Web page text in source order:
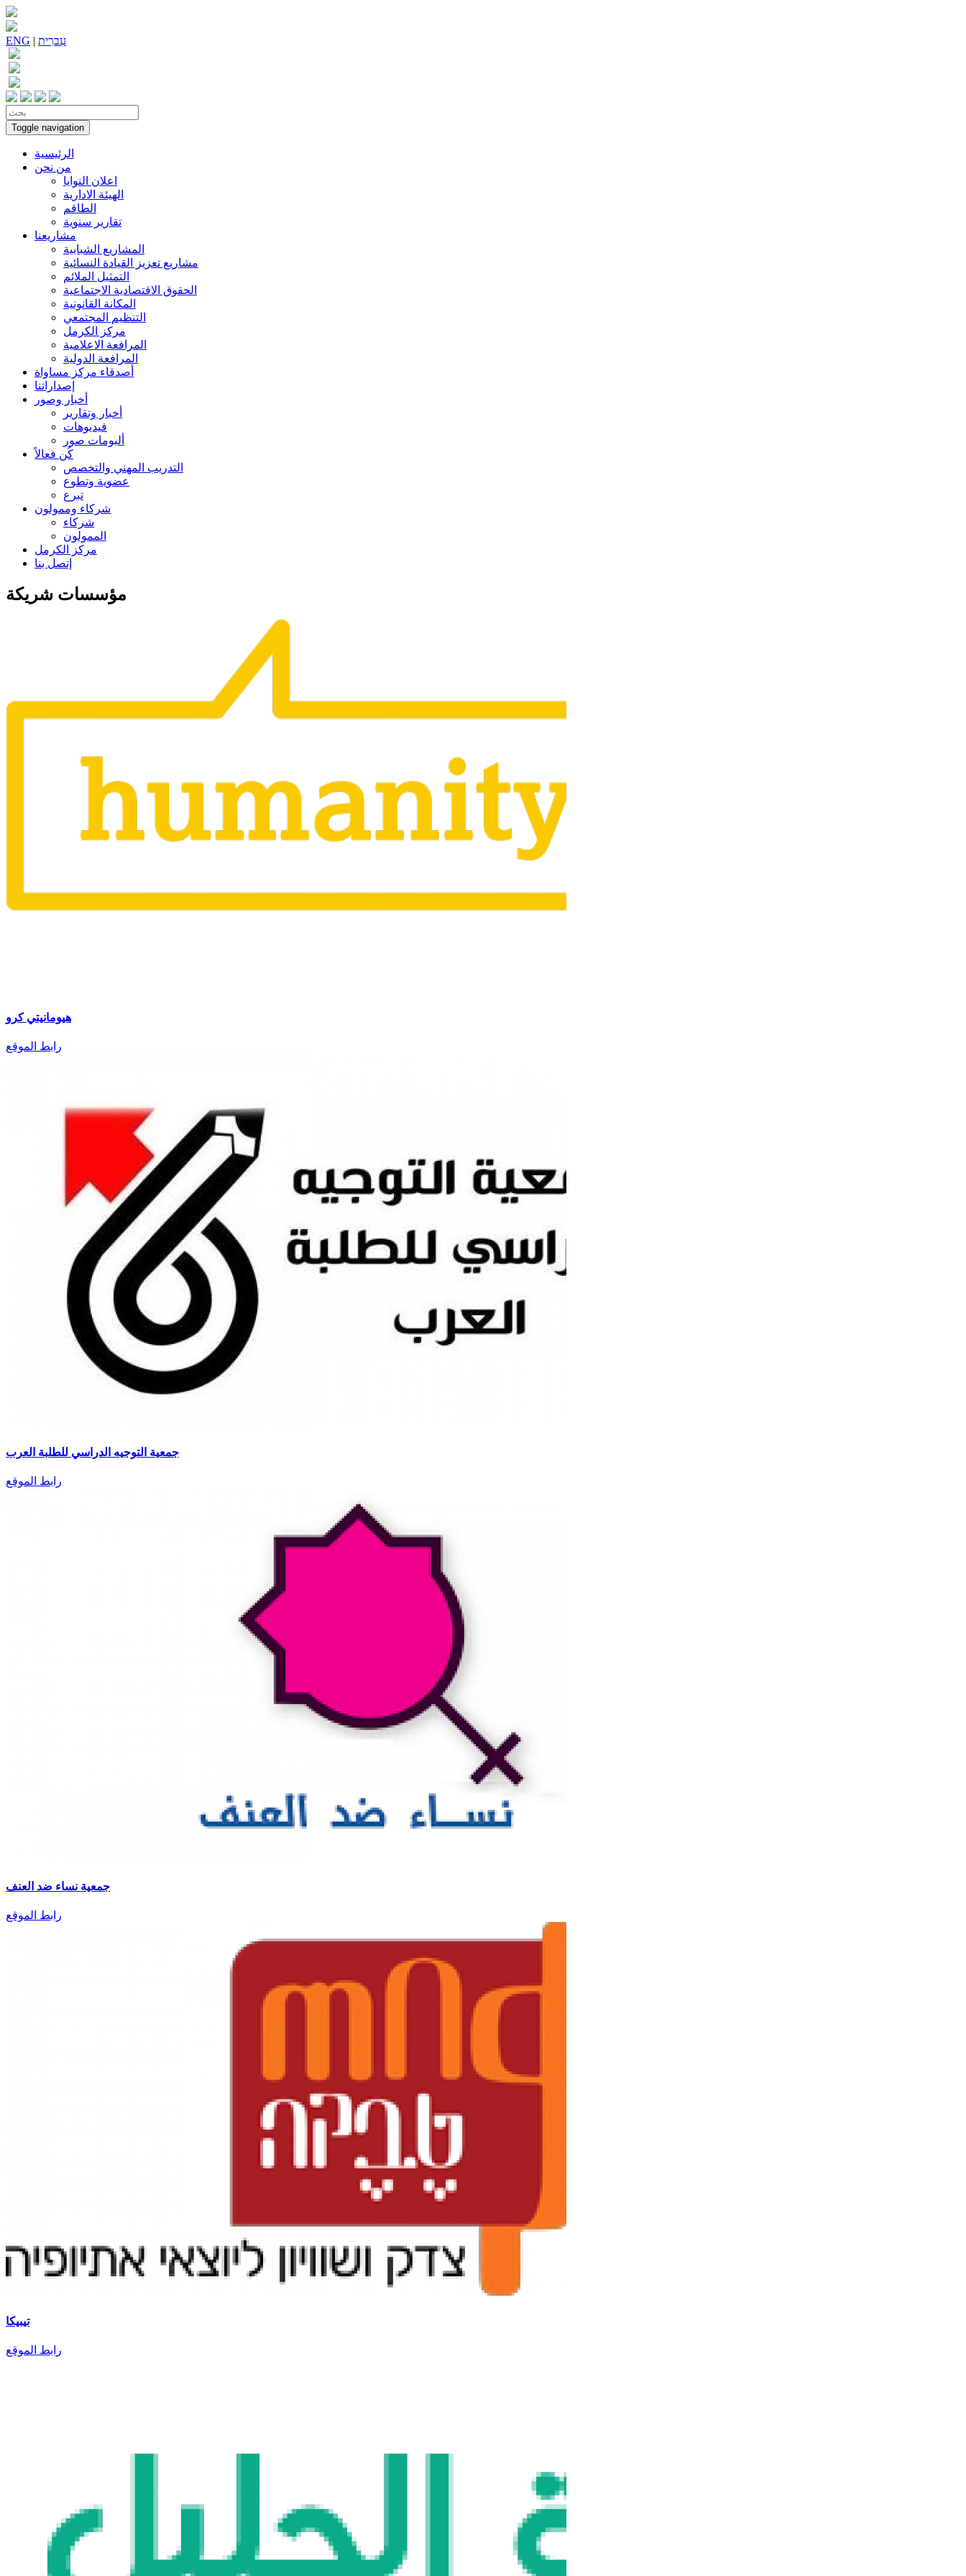
ENG | עִברִית
Toggle navigation
الرئيسية
من نحن
اعلان النوايا
الهيئة الادارية
الطاقم
تقارير سنوية
مشاريعنا
المشاريع الشبابية
مشاريع تعزيز القيادة النسائية
التمثيل الملائم
الحقوق الاقتصادية الاجتماعية
المكانة القانونية
التنظيم المجتمعي
مركز الكرمل
المرافعة الاعلامية
المرافعة الدولية
أصدقاء مركز مساواة
إصداراتنا
أخبار وصور
أخبار وتقارير
فيديوهات
ألبومات صور
كُن فعالاً
التدريب المهني والتخصص
عضوية وتطوع
تبرع
شركاء وممولون
شركاء
الممولون
مركز الكرمل
إتصل بنا
مؤسسات شريكة
هيومانيتي كرو
رابط الموقع
جمعية التوجيه الدراسي للطلبة العرب
رابط الموقع
جمعية نساء ضد العنف
رابط الموقع
تيبيكا
رابط الموقع